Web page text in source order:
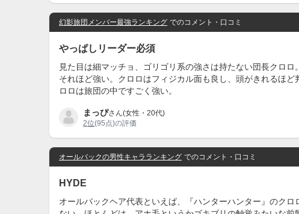
幻影旅団メンバー最強ランキング でのコメント・口コミ
やっぱしリーダー必須
見た目は細マッチョ、ゴリゴリ系の強さは持たない団長クロ
それほど強い。クロロはフィジカル面も良し、頭がきれるほ
ロロは旅団の中ですごく強い。
まっぴさん(女性・20代)
2位(95点)の評価
オールバックの男性キャラランキング でのコメント・口コミ
HYDE
オールバックヘア代表といえば、『ハンターハンター』のク